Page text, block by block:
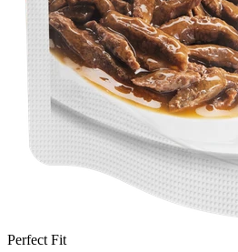
Perfect Fit